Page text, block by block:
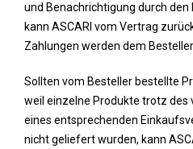
und Benachrichtigung durch
kann ASCARI vom Vertrag
Zahlungen werden dem
Sollten vom Besteller bestellte
weil einzelne Produkte trotz des
eines entsprechenden
nicht geliefert wurden, kann